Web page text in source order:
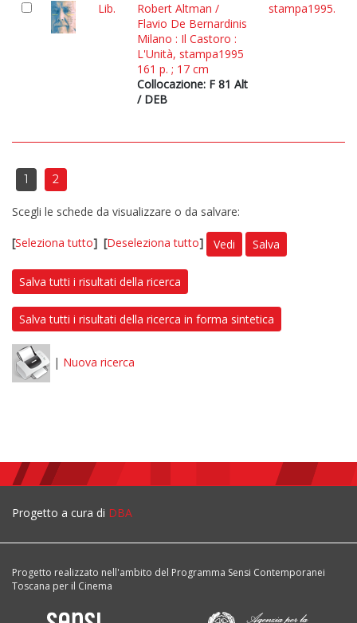
Lib.
Robert Altman /
Flavio De Bernardinis
Milano : Il Castoro :
L'Unità, stampa1995
161 p. ; 17 cm
Collocazione: F 81 Alt
/ DEB
stampa1995.
1 2
Scegli le schede da visualizzare o da salvare:
[Seleziona tutto] [Deseleziona tutto] Vedi Salva
Salva tutti i risultati della ricerca
Salva tutti i risultati della ricerca in forma sintetica
| Nuova ricerca
Progetto a cura di DBA
Progetto realizzato nell'ambito del Programma Sensi Contemporanei
Toscana per il Cinema